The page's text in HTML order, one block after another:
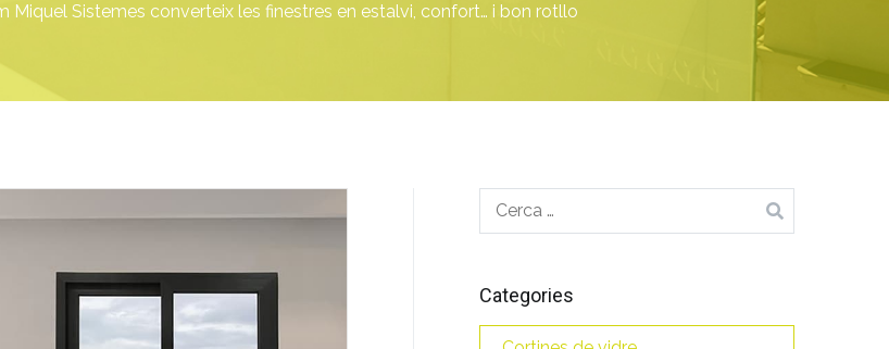
Miquel Sistemes converteix les finestres en estalvi, confort… i bon rotllo
Cerca:
Categories